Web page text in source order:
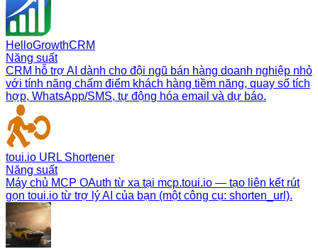
HelloGrowthCRM
Năng suất
CRM hỗ trợ AI dành cho đội ngũ bán hàng doanh nghiệp nhỏ
với tính năng chấm điểm khách hàng tiềm năng, quay số tích
hợp, WhatsApp/SMS, tự động hóa email và dự báo.
toui.io URL Shortener
Năng suất
Máy chủ MCP OAuth từ xa tại mcp.toui.io — tạo liên kết rút
gọn toui.io từ trợ lý AI của bạn (một công cụ: shorten_url).